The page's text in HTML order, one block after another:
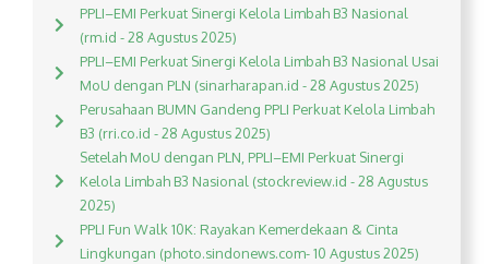
PPLI–EMI Perkuat Sinergi Kelola Limbah B3 Nasional
(rm.id - 28 Agustus 2025)
PPLI–EMI Perkuat Sinergi Kelola Limbah B3 Nasional Usai
MoU dengan PLN (sinarharapan.id - 28 Agustus 2025)
Perusahaan BUMN Gandeng PPLI Perkuat Kelola Limbah
B3 (rri.co.id - 28 Agustus 2025)
Setelah MoU dengan PLN, PPLI–EMI Perkuat Sinergi
Kelola Limbah B3 Nasional (stockreview.id - 28 Agustus
2025)
PPLI Fun Walk 10K: Rayakan Kemerdekaan & Cinta
Lingkungan (photo.sindonews.com- 10 Agustus 2025)